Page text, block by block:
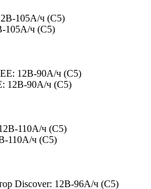
105А/ч (С5)
12В-90А/ч (С5)
110А/ч (С5)